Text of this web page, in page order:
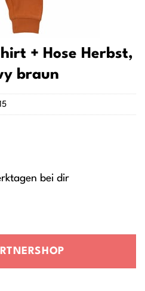
+ Hose Herbst,
braun
bei dir